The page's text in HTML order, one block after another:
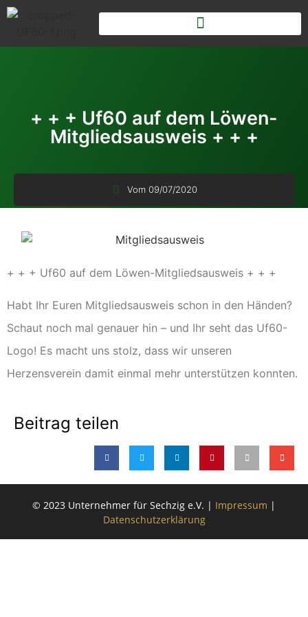
+ + + Uf60 auf dem Löwen-
Mitgliedsausweis + + +
Vom 09/07/2020
+ + + Uf60 auf dem Löwen-Mitgliedsausweis + + +
Habt Ihr Euren Mitgliedsausweis schon in den Händen?
Schaut noch mal genauer hin – und Ihr seht das Uf60-
Logo! Es macht uns stolz, dass wir unseren
Herzensverein damit einmal mehr unterstützen konnten.
Beitrag teilen
© 2023 Unternehmer für Sechzig e.V. | Impressum |
Datenschutzerklärung